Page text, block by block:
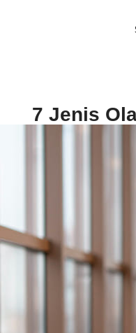
7 Jenis